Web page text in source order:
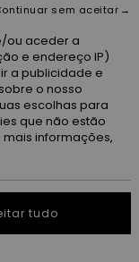
Russet
ou aceder a
e endereço IP)
a publicidade e
o nosso
escolhas para
que não estão
informações,
sem aceitar
tudo